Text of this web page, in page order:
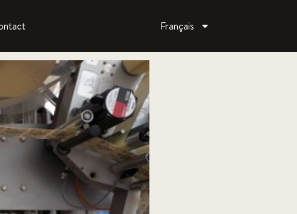
Français